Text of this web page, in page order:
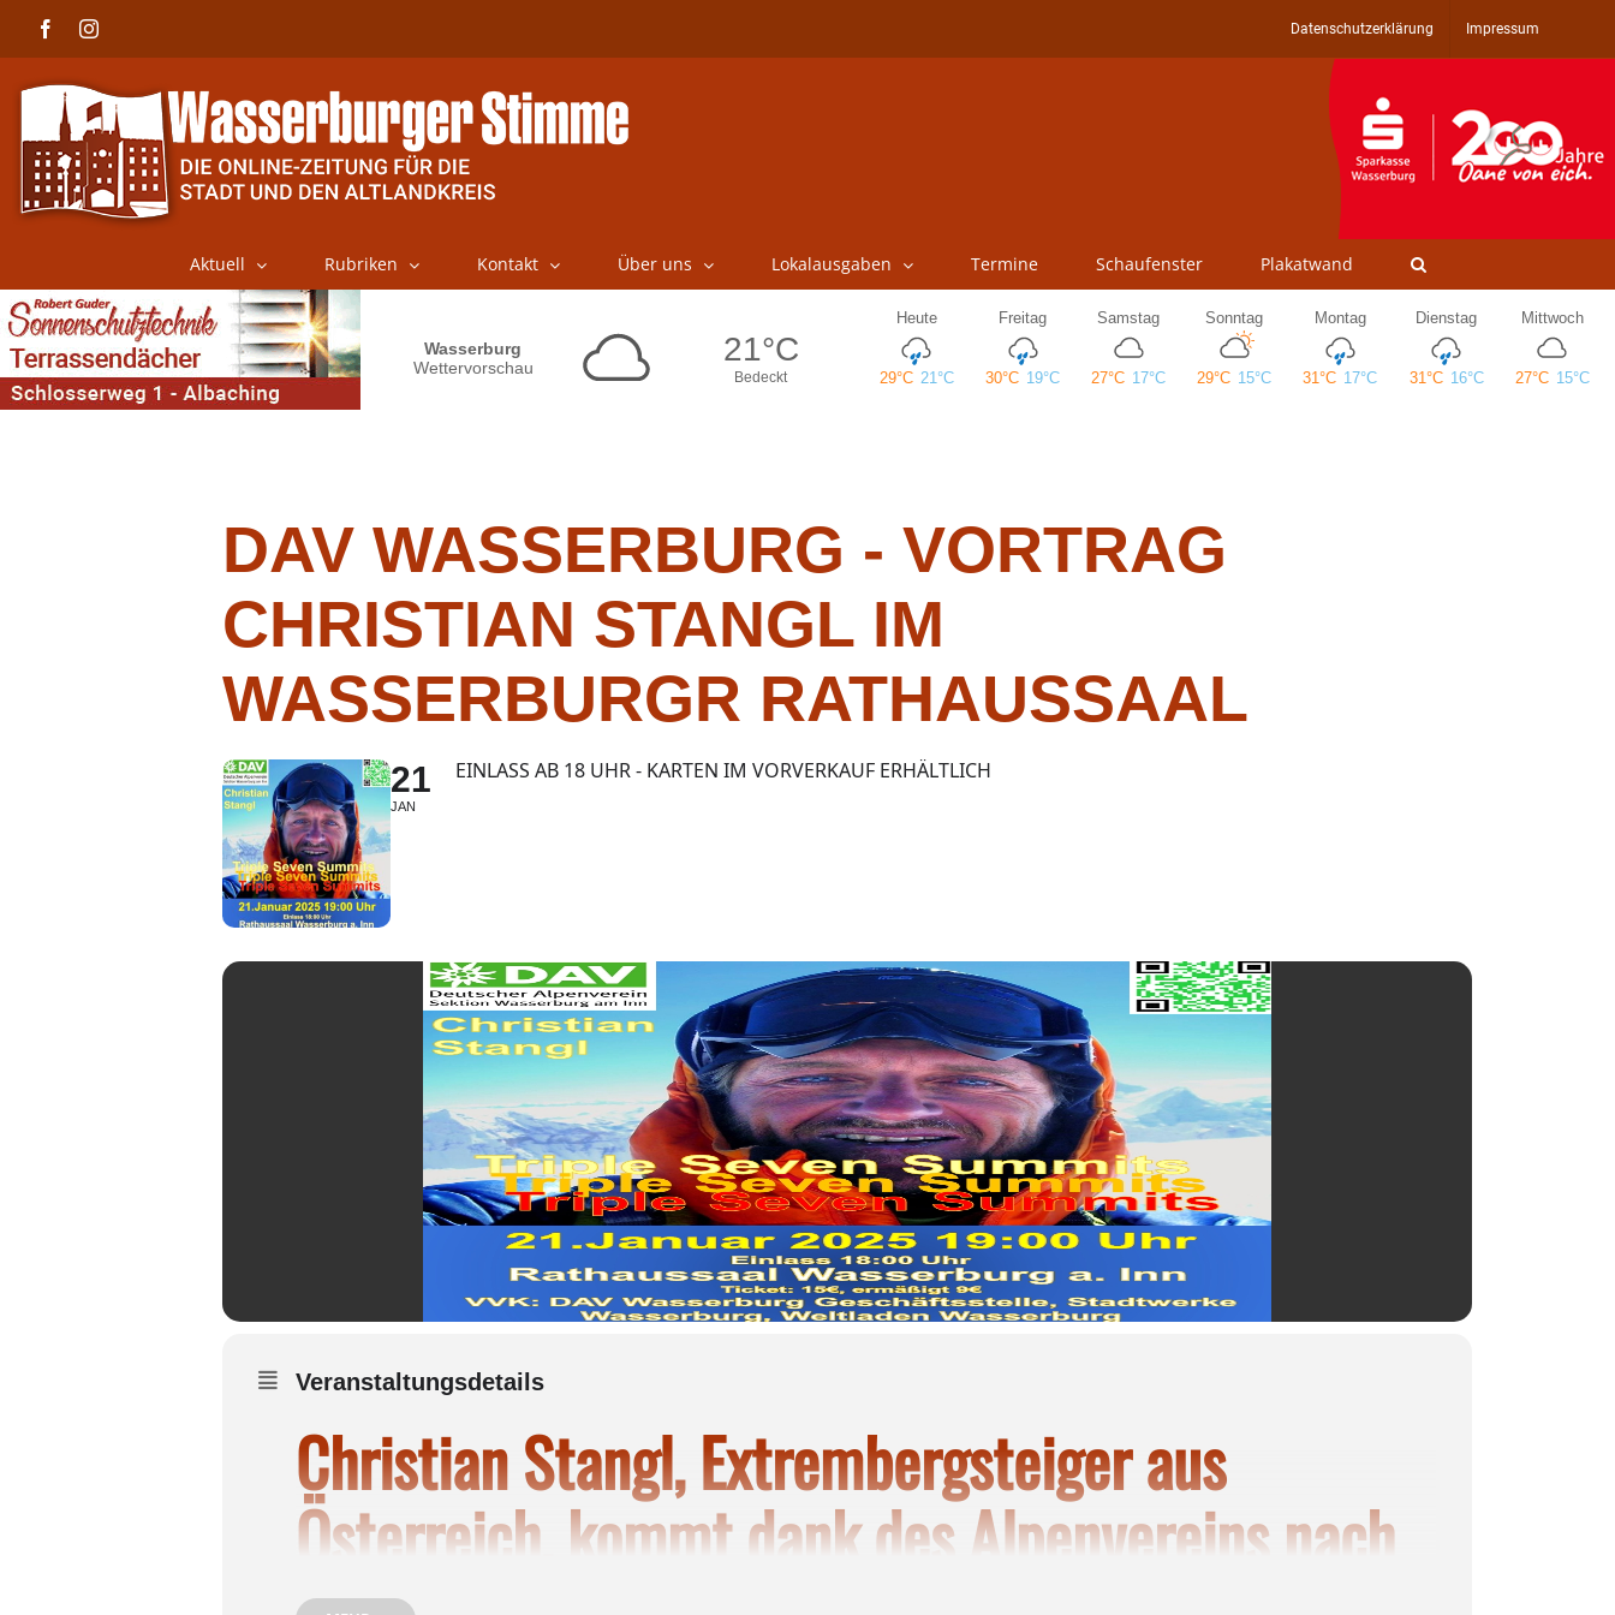
FacebookInstagram Datenschutzerklärung Impressum
Aktuell Rubriken Kontakt Über uns Lokalausgaben Termine Schaufenster Plakatwand
DAV WASSERBURG - VORTRAG
CHRISTIAN STANGL IM
WASSERBURGR RATHAUSSAAL
21
JAN
EINLASS AB 18 UHR - KARTEN IM VORVERKAUF ERHÄLTLICH
Veranstaltungsdetails
Christian Stangl, Extrembergsteiger aus
Österreich, kommt dank des Alpenvereins nach